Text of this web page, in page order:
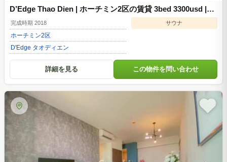
D’Edge Thao Dien | ホーチミン2区の賃貸 3bed 3300usd |
db2023611
完成時期 2018
ホーチミン2区
D'Edge タオディエン
サウナ
詳細を見る この物件を問い合わせ